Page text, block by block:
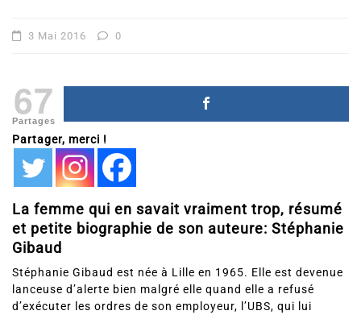
3 Mai 2016 0
67
Partages
Partager, merci !
La femme qui en savait vraiment trop, résumé
et petite biographie de son auteure: Stéphanie
Gibaud
Stéphanie Gibaud est née à Lille en 1965. Elle est devenue
lanceuse d’alerte bien malgré elle quand elle a refusé
d’exécuter les ordres de son employeur, l’UBS, qui lui